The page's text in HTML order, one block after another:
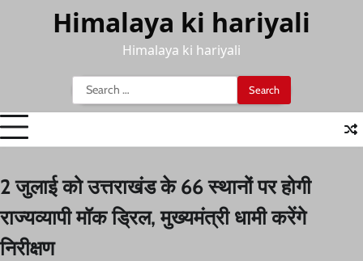
Himalaya ki hariyali
Himalaya ki hariyali
Search
for:
2 जुलाई को उत्तराखंड के 66 स्थानों पर होगी
राज्यव्यापी मॉक ड्रिल, मुख्यमंत्री धामी करेंगे
निरीक्षण